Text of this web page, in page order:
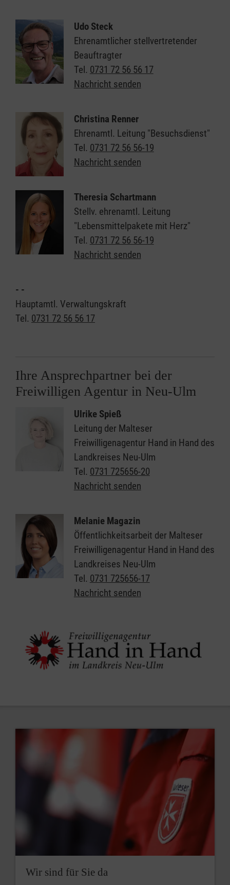
Udo Steck
Ehrenamtlicher stellvertretender
Beauftragter
Tel. 0731 72 56 56 17
Nachricht senden
Christina Renner
Ehrenamtl. Leitung "Besuchsdienst"
Tel. 0731 72 56 56-19
Nachricht senden
Theresia Schartmann
Stellv. ehrenamtl. Leitung
"Lebensmittelpakete mit Herz"
Tel. 0731 72 56 56-19
Nachricht senden
- -
Hauptamtl. Verwaltungskraft
Tel. 0731 72 56 56 17
Ihre Ansprechpartner bei der
Freiwilligen Agentur in Neu-Ulm
Ulrike Spieß
Leitung der Malteser
Freiwilligenagentur Hand in Hand des
Landkreises Neu-Ulm
Tel. 0731 725656-20
Nachricht senden
Melanie Magazin
Öffentlichkeitsarbeit der Malteser
Freiwilligenagentur Hand in Hand des
Landkreises Neu-Ulm
Tel. 0731 725656-17
Nachricht senden
Wir sind für Sie da